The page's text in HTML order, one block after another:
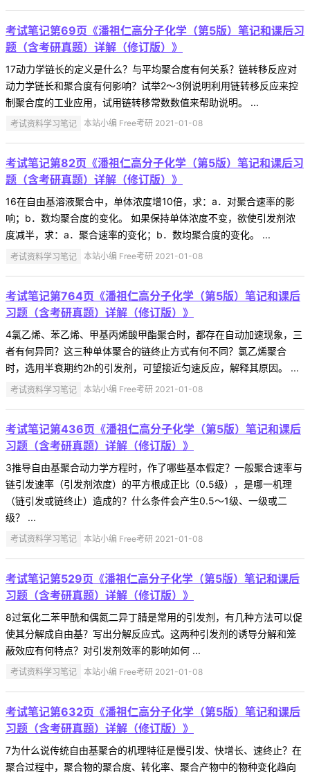
考试笔记第69页《潘祖仁高分子化学（第5版）笔记和课后习
题（含考研真题）详解（修订版）》
17动力学链长的定义是什么？与平均聚合度有何关系？链转移反应对
动力学链长和聚合度有何影响？试举2～3例说明利用链转移反应来控
制聚合度的工业应用，试用链转移常数数值来帮助说明。 ...
考试资料学习笔记 本站小编 Free考研 2021-01-08
考试笔记第82页《潘祖仁高分子化学（第5版）笔记和课后习
题（含考研真题）详解（修订版）》
16在自由基溶液聚合中，单体浓度增10倍，求：a．对聚合速率的影
响；b．数均聚合度的变化。 如果保持单体浓度不变，欲使引发剂浓
度减半，求：a．聚合速率的变化；b．数均聚合度的变化。 ...
考试资料学习笔记 本站小编 Free考研 2021-01-08
考试笔记第764页《潘祖仁高分子化学（第5版）笔记和课后
习题（含考研真题）详解（修订版）》
4氯乙烯、苯乙烯、甲基丙烯酸甲酯聚合时，都存在自动加速现象，三
者有何异同？这三种单体聚合的链终止方式有何不同？氯乙烯聚合
时，选用半衰期约2h的引发剂，可望接近匀速反应，解释其原因。 ...
考试资料学习笔记 本站小编 Free考研 2021-01-08
考试笔记第436页《潘祖仁高分子化学（第5版）笔记和课后
习题（含考研真题）详解（修订版）》
3推导自由基聚合动力学方程时，作了哪些基本假定？一般聚合速率与
链引发速率（引发剂浓度）的平方根成正比（0.5级），是哪一机理
（链引发或链终止）造成的？什么条件会产生0.5～1级、一级或二
级？ ...
考试资料学习笔记 本站小编 Free考研 2021-01-08
考试笔记第529页《潘祖仁高分子化学（第5版）笔记和课后
习题（含考研真题）详解（修订版）》
8过氧化二苯甲酰和偶氮二异丁腈是常用的引发剂，有几种方法可以促
使其分解成自由基？写出分解反应式。这两种引发剂的诱导分解和笼
蔽效应有何特点？对引发剂效率的影响如何 ...
考试资料学习笔记 本站小编 Free考研 2021-01-08
考试笔记第632页《潘祖仁高分子化学（第5版）笔记和课后
习题（含考研真题）详解（修订版）》
7为什么说传统自由基聚合的机理特征是慢引发、快增长、速终止？在
聚合过程中，聚合物的聚合度、转化率、聚合产物中的物种变化趋向